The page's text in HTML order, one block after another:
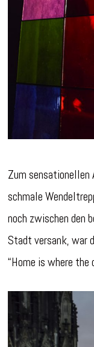
Zum sensationellen
schmale
noch zwischen den
Stadt versank, war
“Home is where the